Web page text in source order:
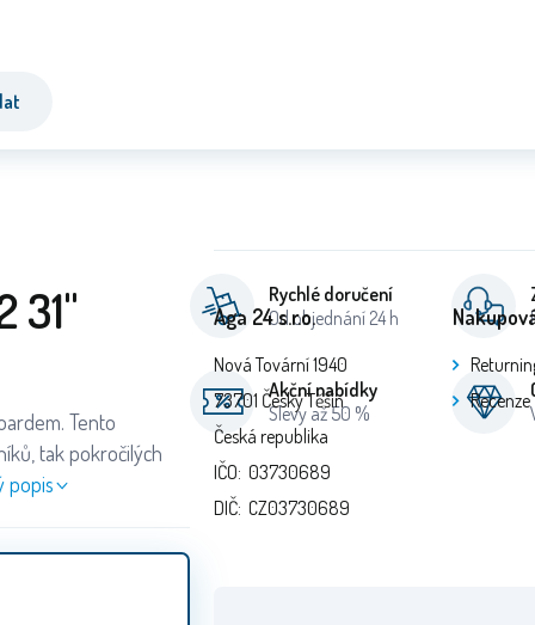
31"
Tento
tak pokročilých
popis
Rychlé doručení
Od objednání 24 h
Akční nabídky
Slevy až 50 %
Aga 24 s.r.o.
Nová Tovární 1940
73701 Český Těšín
Česká republika
IČO: 03730689
DIČ: CZ03730689
Recenze